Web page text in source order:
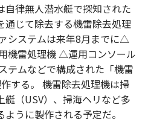
律無人潜水艇で探知された
じて除去する機雷除去処理
システムは来年8月までに△
機雷処理機 △運用コンソール
ムなどで構成された「機雷
する。 機雷除去処理機は掃
（USV）、掃海ヘリなど多
うに製作される予定だ。